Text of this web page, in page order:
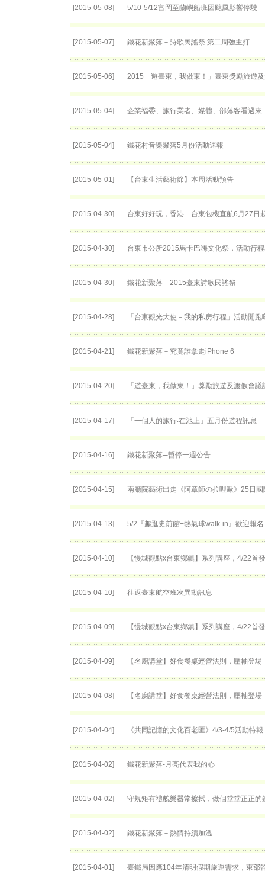
[2015-05-08] 5/10-5/12富岡至蘭嶼船班因颱風影響停駛
[2015-05-07] 鐵花新聚落－詩歌民謠祭 第二周強主打
[2015-05-06] 2015「遊臺東，我做東！」臺東獎勵旅遊
[2015-05-04] 企業福委、旅行業者、媒體、部落客看過
[2015-05-04] 鐵花村音樂聚落5月份活動速報
[2015-05-01] 【台東生活藝術節】本周活動預告
[2015-04-30] 台東好好玩，香港－台東包機直航6月27日​
[2015-04-30] 台東市公所2015馬卡巴嗨文化祭，活動行
[2015-04-30] 鐵花新聚落－2015臺東詩歌民謠祭
[2015-04-28] 「台東觀光大使－我的私房行程」活動開跑
[2015-04-21] 鐵花新聚落－究竟誰拿走iPhone 6
[2015-04-20] 「遊臺東，我做東！」獎勵旅遊及渡假會議
[2015-04-17] 「一個人的旅行‧在池上」五月份遊程訊息
[2015-04-16] 鐵花新聚落─暫停一週公告
[2015-04-15] 兩廳院藝術出走《阿章師の拉哩歐》25日
[2015-04-13] 5/2『趣逛史前館+熱氣球walk-in』歡迎報
[2015-04-10] 【慢城觀點x台東鄉鎮】系列講座，4/22首
[2015-04-10] 往返臺東航空班次異動訊息
[2015-04-09] 【慢城觀點x台東鄉鎮】系列講座，4/22首
[2015-04-09] 【名廚講堂】好食餐桌經營法則，壓軸登場
[2015-04-08] 【名廚講堂】好食餐桌經營法則，壓軸登場
[2015-04-04] 《共同記憶的文化百老匯》4/3-4/5活動特報
[2015-04-02] 鐵花新聚落-月亮代表我的心
[2015-04-02] 守規矩有禮貌樂器常擦拭，做個堂堂正正的
[2015-04-02] 鐵花新聚落－熱情持續加溫
[2015-04-01] 臺鐵局因應104年清明假期旅運需求，東部